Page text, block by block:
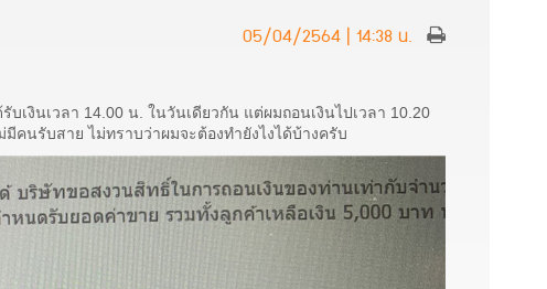
05/04/2564 | 14:38 น.
เงินเวลา 14.00 น. ในวันเดียวกัน แต่ผมถอนเงินไปเวลา 10.20
คนรับสาย ไม่ทราบว่าผมจะต้องทำยังไงได้บ้างครับ